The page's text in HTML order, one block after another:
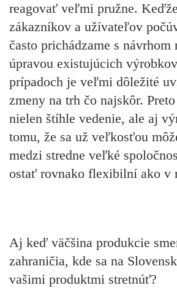
reagovať veľmi pružne.
zákazníkov a užívateľov
často prichádzame s návrhom
úpravou existujúcich
prípadoch je veľmi dôležité
zmeny na trh čo najskôr.
nielen štíhle vedenie, ale aj
tomu, že sa už veľkosťou
medzi stredne veľké
ostať rovnako flexibilní ako v
Aj keď väčšina produkcie
zahraničia, kde sa na
vašimi produktmi stretnúť?